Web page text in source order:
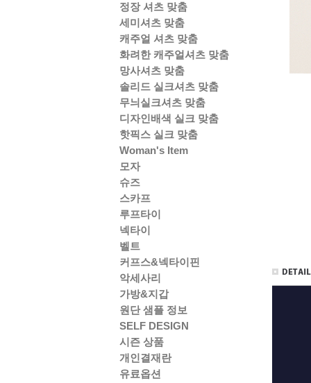
정장 셔츠 맞춤
세미셔츠 맞춤
캐주얼 셔츠 맞춤
화려한 캐주얼셔츠 맞춤
망사셔츠 맞춤
솔리드 실크셔츠 맞춤
무늬실크셔츠 맞춤
디자인배색 실크 맞춤
핫픽스 실크 맞춤
Woman's Item
모자
슈즈
스카프
루프타이
넥타이
벨트
커프스&넥타이핀
악세사리
가방&지갑
원단 샘플 정보
SELF DESIGN
시즌 상품
개인결재란
유료옵션